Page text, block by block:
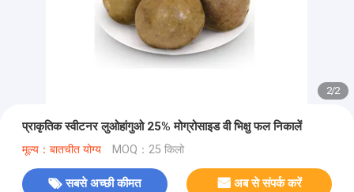
2/2
प्राकृतिक स्वीटनर लुओहांगुओ 25% मोग्रोसाइड वी भिक्षु फल निकालें
मूल्य：बातचीत योग्य MOQ：25 किलो
सबसे अच्छी कीमत अब से संपर्क करें